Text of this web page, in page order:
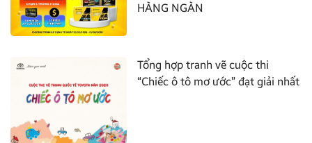
HÀNG NGÀN
Tổng hợp tranh vẽ cuộc thi
“Chiếc ô tô mơ ước” đạt giải nhất